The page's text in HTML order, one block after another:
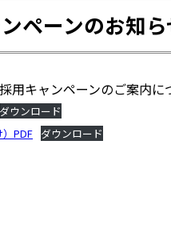
ペーンのお知ら
キャンペーンのご案内に
ダウンロード
PDF ダウンロード